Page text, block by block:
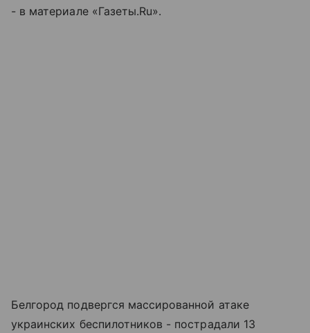
- в материале «Газеты.Ru».
Белгород подвергся массированной атаке
украинских беспилотников - пострадали 13